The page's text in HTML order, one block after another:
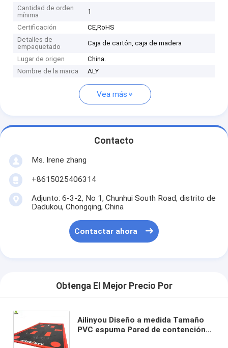
Cantidad de orden
mínima
1
Certificación
CE,RoHS
Detalles de
empaquetado
Caja de cartón, caja de madera
Lugar de origen
China.
Nombre de la marca
ALY
Vea más
Contacto
Ms. Irene zhang
+8615025406314
Adjunto: 6-3-2, No 1, Chunhui South Road, distrito de
Dadukou, Chongqing, China
Contactar ahora
Obtenga El Mejor Precio Por
Ailinyou Diseño a medida Tamaño
PVC espuma Pared de contención